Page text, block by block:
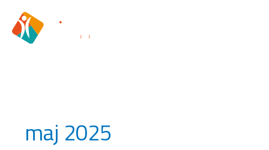
indholdet
maj 2025